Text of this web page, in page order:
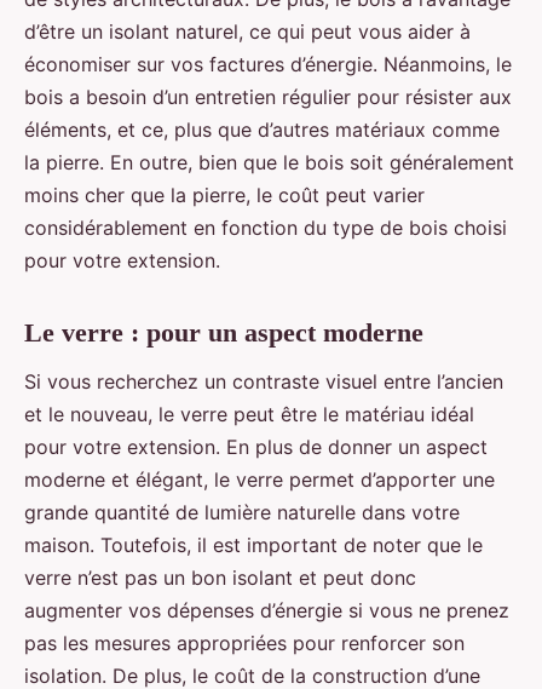
d’être un isolant naturel, ce qui peut vous aider à
économiser sur vos factures d’énergie. Néanmoins, le
bois a besoin d’un entretien régulier pour résister aux
éléments, et ce, plus que d’autres matériaux comme
la pierre. En outre, bien que le bois soit généralement
moins cher que la pierre, le coût peut varier
considérablement en fonction du type de bois choisi
pour votre extension.
Le verre : pour un aspect moderne
Si vous recherchez un contraste visuel entre l’ancien
et le nouveau, le verre peut être le matériau idéal
pour votre extension. En plus de donner un aspect
moderne et élégant, le verre permet d’apporter une
grande quantité de lumière naturelle dans votre
maison. Toutefois, il est important de noter que le
verre n’est pas un bon isolant et peut donc
augmenter vos dépenses d’énergie si vous ne prenez
pas les mesures appropriées pour renforcer son
isolation. De plus, le coût de la construction d’une